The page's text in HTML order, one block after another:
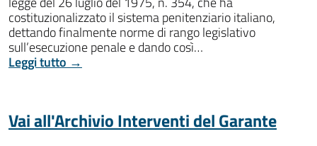
costituzionalizzato il sistema penitenziario italiano,
dettando finalmente norme di rango legislativo
sull’esecuzione penale e dando così…
Leggi tutto →
Vai all'Archivio Interventi del Garante